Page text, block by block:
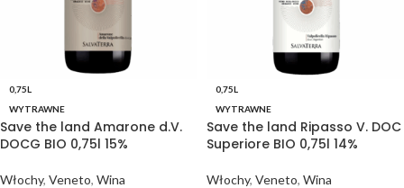
0,75L
WYTRAWNE
Save the land Amarone d.V.
DOCG BIO 0,75l 15%
Włochy, Veneto, Wina
0,75L
WYTRAWNE
Save the land Ripasso V. DOC
Superiore BIO 0,75l 14%
Włochy, Veneto, Wina